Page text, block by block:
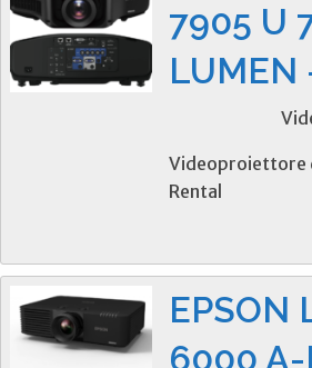
7905 U
LUMEN
Videoproiettore
Rental
EPSON
6000 A-